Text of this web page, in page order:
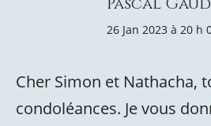
26 Jan 2023 à 20 h
Cher Simon et Nathacha,
condoléances. Je vous